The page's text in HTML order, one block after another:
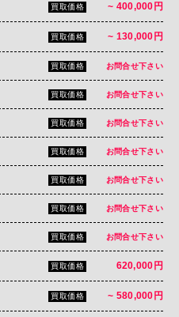
買取価格 ~ 400,000円
買取価格 ~ 130,000円
買取価格 お問合せ下さい
買取価格 お問合せ下さい
買取価格 お問合せ下さい
買取価格 お問合せ下さい
買取価格 お問合せ下さい
買取価格 お問合せ下さい
買取価格 お問合せ下さい
買取価格 620,000円
買取価格 ~ 580,000円